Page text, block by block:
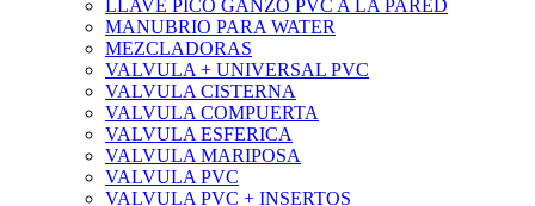
LLAVE PICO GANZO PVC A LA PARED
MANUBRIO PARA WATER
MEZCLADORAS
VALVULA + UNIVERSAL PVC
VALVULA CISTERNA
VALVULA COMPUERTA
VALVULA ESFERICA
VALVULA MARIPOSA
VALVULA PVC
VALVULA PVC + INSERTOS